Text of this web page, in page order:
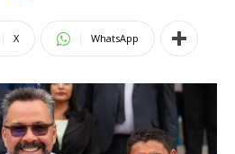
X WhatsApp